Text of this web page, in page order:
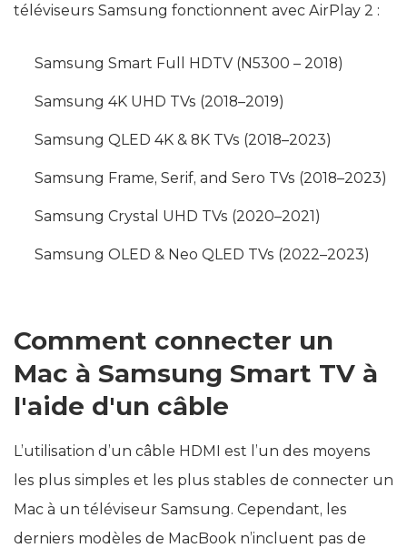
téléviseurs Samsung fonctionnent avec AirPlay 2 :
Samsung Smart Full HDTV (N5300 – 2018)
Samsung 4K UHD TVs (2018–2019)
Samsung QLED 4K & 8K TVs (2018–2023)
Samsung Frame, Serif, and Sero TVs (2018–2023)
Samsung Crystal UHD TVs (2020–2021)
Samsung OLED & Neo QLED TVs (2022–2023)
Comment connecter un
Mac à Samsung Smart TV à
l'aide d'un câble
L’utilisation d’un câble HDMI est l’un des moyens
les plus simples et les plus stables de connecter un
Mac à un téléviseur Samsung. Cependant, les
derniers modèles de MacBook n’incluent pas de